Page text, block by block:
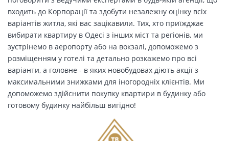
входить до Корпорації та здобути незалежну оцінку всіх
варіантів житла, які вас зацікавили. Тих, хто приїжджає
вибирати квартиру в Одесі з інших міст та регіонів, ми
зустрінемо в аеропорту або на вокзалі, допоможемо з
розміщенням у готелі та детально розкажемо про всі
варіанти, а головне - в яких новобудовах діють акції з
максимальними знижками для іногородніх клієнтів. Ми
допоможемо здійснити покупку квартири в будинку або
готовому будинку найбільш вигідно!